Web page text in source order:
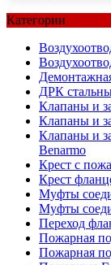
Категории
ДРК
Клапаны и
Клапаны и
Клапаны и
Benarmo
Крест с
Крест
Муфты
Муфты
Переход
Пожарная
Пожарная